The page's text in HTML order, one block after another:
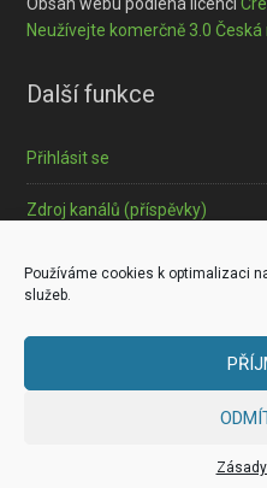
Používáme cookies k optimalizaci
služeb.
Neužívejte komerčně 3.0
Další funkce
Přihlásit se
Zdroj kanálů (příspěvky)